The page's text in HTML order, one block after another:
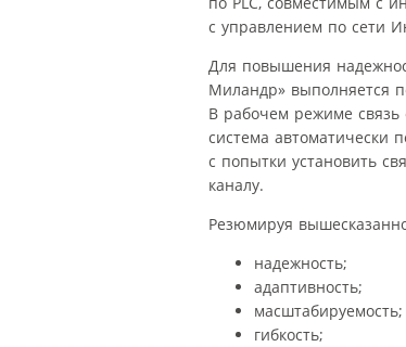
с управлением по сети
Для повышения
Миландр» выполняется
В рабочем режиме связь
система автоматически
с попытки установить
каналу.
Резюмируя
надежность;
адаптивность;
масштабируемость;
гибкость;